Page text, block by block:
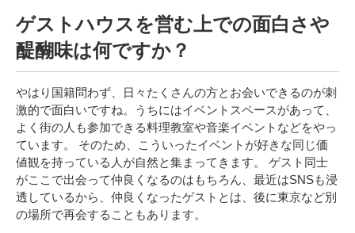
ゲストハウスを営む上での面白さや
醍醐味は何ですか？
やはり国籍問わず、日々たくさんの方とお会いできるのが刺
激的で面白いですね。うちにはイベントスペースがあって、
よく 街の人も参加できる料理教室や音楽イベントなどをやっ
ています。
そのため、こういったイベントが好き な同じ価
値観を持っている人が自然と集まってきます。
ゲスト同士
がここで出会って仲良くなるのはもちろん 、最近はSNSも浸
透しているから、仲良く なったゲストとは 、後に東京など別
の場所で再会することもあります。